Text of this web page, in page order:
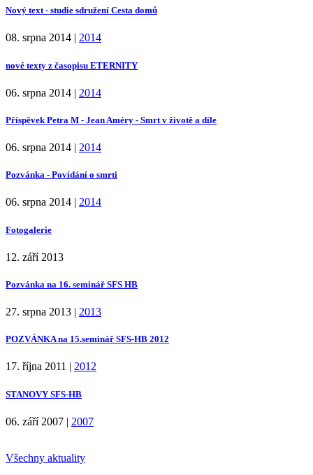
Nový text - studie sdružení Cesta domů
08. srpna 2014 | 2014
nové texty z časopisu ETERNITY
06. srpna 2014 | 2014
Příspěvek Petra M - Jean Améry - Smrt v životě a díle
06. srpna 2014 | 2014
Pozvánka - Povídání o smrti
06. srpna 2014 | 2014
Fotogalerie
12. září 2013
Pozvánka na 16. seminář SFS HB
27. srpna 2013 | 2013
POZVÁNKA na 15.seminář SFS-HB 2012
17. října 2011 | 2012
STANOVY SFS-HB
06. září 2007 | 2007
Všechny aktuality